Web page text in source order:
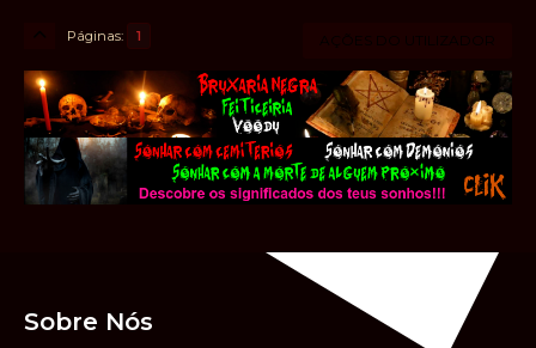
Páginas 1 AÇÕES DO UTILIZADOR
Sobre Nós